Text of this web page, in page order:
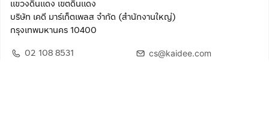
แขวงดินแดง เขตดินแดง
บริษัท เคดี มาร์เก็ตเพลส จำกัด (สำนักงานใหญ่)
กรุงเทพมหานคร 10400
02 108 8531
cs@kaidee.com